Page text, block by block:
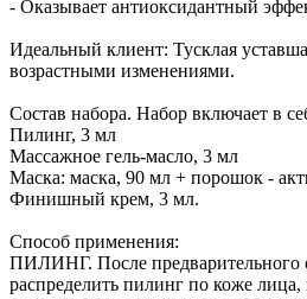
- Оказывает антиоксидантный
Идеальный клиент: Тусклая
возрастными изменениями.
Состав набора. Набор включает в
Пилинг, 3 мл
Массажное гель-масло, 3 мл
Маска: маска, 90 мл + порошок -
Финишный крем, 3 мл.
Способ применения:
ПИЛИНГ. После предварительного
распределить пилинг по коже